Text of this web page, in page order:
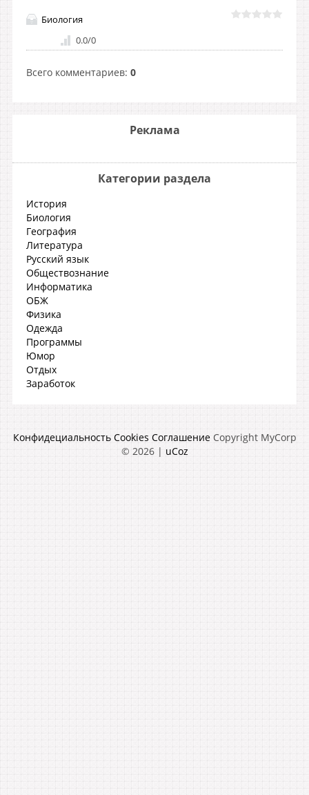
Биология
0.0/0
Всего комментариев: 0
Реклама
Категории раздела
История
Биология
География
Литература
Русский язык
Обществознание
Информатика
ОБЖ
Физика
Одежда
Программы
Юмор
Отдых
Заработок
Конфидециальность Cookies Соглашение Copyright MyCorp
© 2026| uCoz